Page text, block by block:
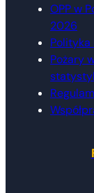
OPP w
2026
Polityka
Pożary